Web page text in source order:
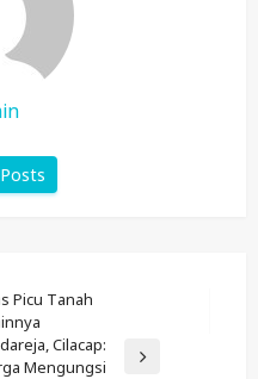
Picu Tanah
Cilacap:
Mengungsi